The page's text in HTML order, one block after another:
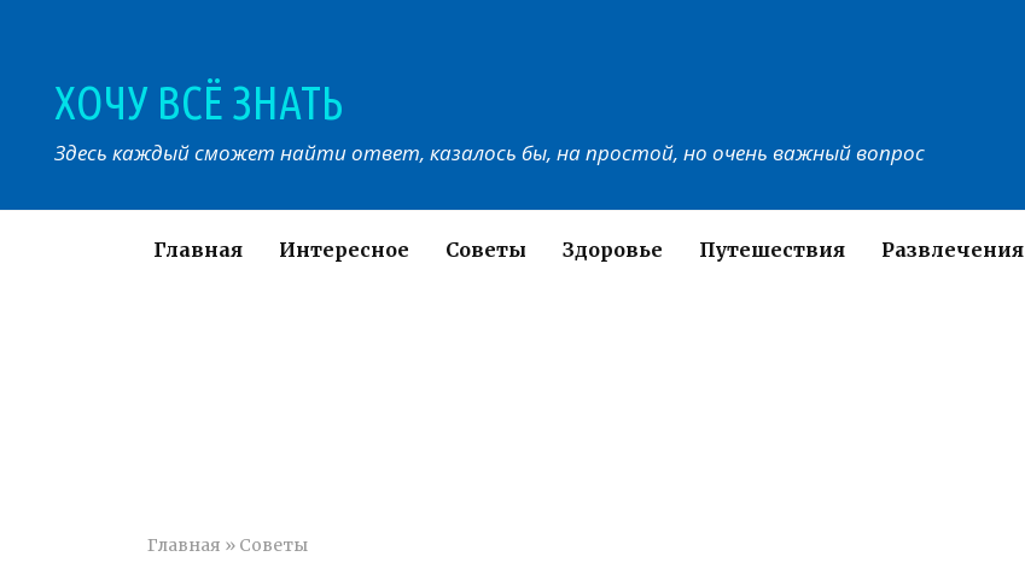
ХОЧУ ВСЁ ЗНАТЬ
Здесь каждый сможет найти ответ, казалось бы, на простой, но очень важный вопрос
Главная Интересное Советы Здоровье Путешествия Развлечения
Главная » Советы